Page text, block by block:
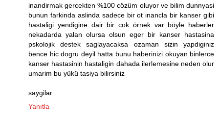
inandirmak gercekten %100 cözüm oluyor ve bilim dunnyasi
bunun farkinda aslinda sadece bir ot inancla bir kanser gibi
hastaligi yendigine dair bir cok örnek var böyle haberler
nekadarda yalan olursa olsun eger bir kanser hastasina
pskolojik destek saglayacaksa ozaman sizin yapdiginiz
bence hic dogru deyil hatta bunu haberinizi okuyan binlerce
kanser hastasinin hastaligin dahada ilerlemesine neden olur
umarim bu yükü tasiya bilirsiniz
saygilar
Yanıtla